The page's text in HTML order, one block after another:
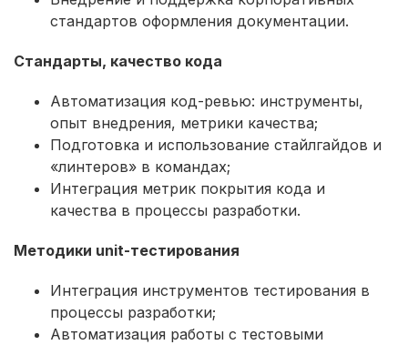
стандартов оформления документации.
Стандарты, качество кода
Автоматизация код-ревью: инструменты,
опыт внедрения, метрики качества;
Подготовка и использование стайлгайдов и
«линтеров» в командах;
Интеграция метрик покрытия кода и
качества в процессы разработки.
Методики unit-тестирования
Интеграция инструментов тестирования в
процессы разработки;
Автоматизация работы с тестовыми